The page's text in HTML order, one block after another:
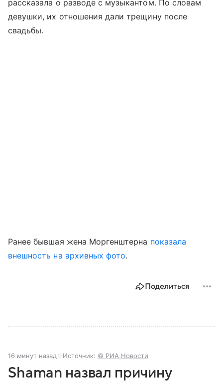
рассказала о разводе с музыкантом. По словам
девушки, их отношения дали трещину после
свадьбы.
Ранее бывшая жена Моргенштерна показала
внешность на архивных фото.
Поделиться
16 минут назад Источник: © РИА Новости
Shaman назвал причину